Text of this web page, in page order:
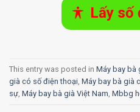
Lấy số
This entry was posted in Máy bay bà
già có số điện thoại Máy bay bà già
sự Máy bay bà già Việt Nam Mbbg